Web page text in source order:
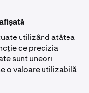
utilizând atâtea
de precizia
sunt uneori
o valoare utilizabilă